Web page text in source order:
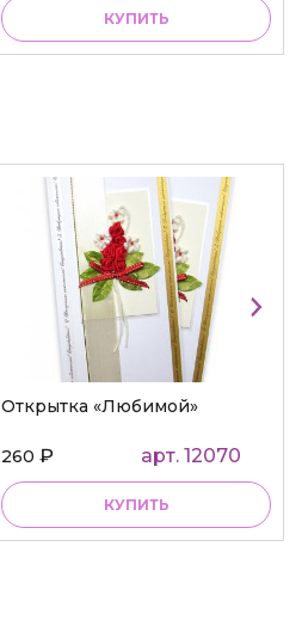
КУПИТЬ
Открытка «Любимой»
260₽ арт. 12070
КУПИТЬ